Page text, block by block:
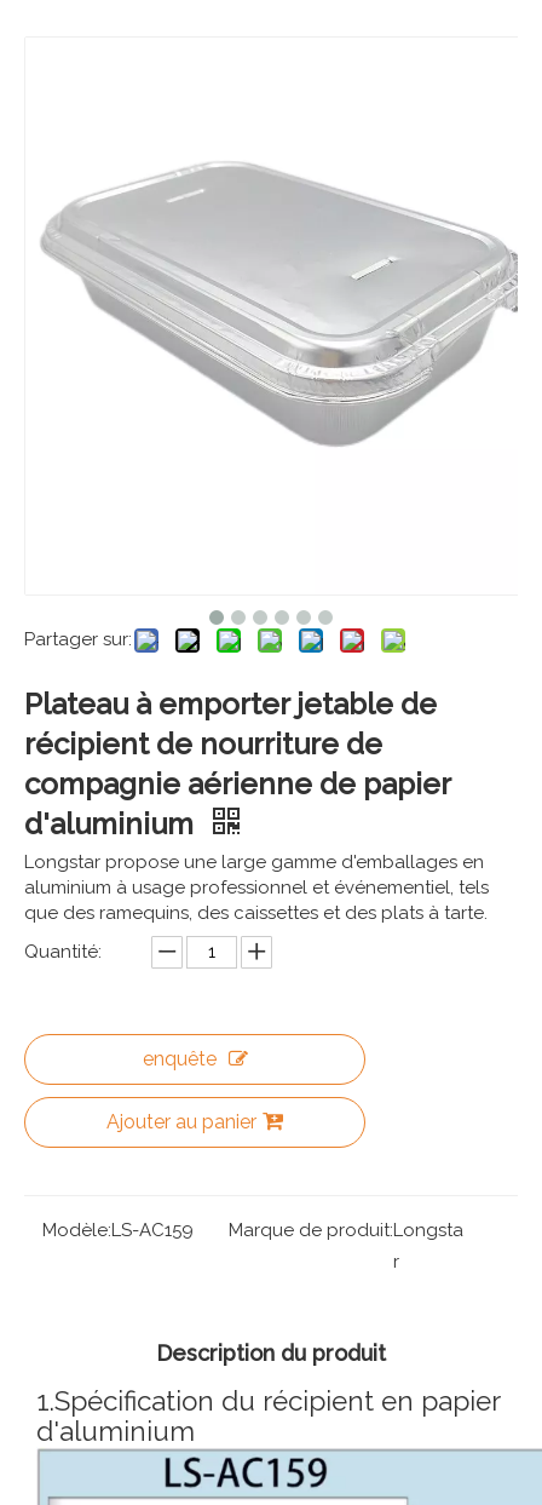
Partager sur:
Plateau à emporter jetable de
récipient de nourriture de
compagnie aérienne de papier
d'aluminium
Longstar propose une large gamme d'emballages en
aluminium à usage professionnel et événementiel, tels
que des ramequins, des caissettes et des plats à tarte.
Quantité:
enquête
Ajouter au panier
Modèle:LS-AC159 Marque de produit:Longsta
r
Description du produit
1.Spécification du récipient en papier
d'aluminium